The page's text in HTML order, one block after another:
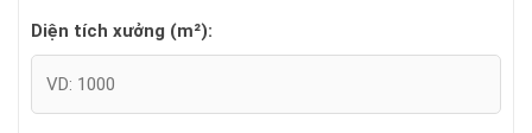
Diện tích xưởng (m²):